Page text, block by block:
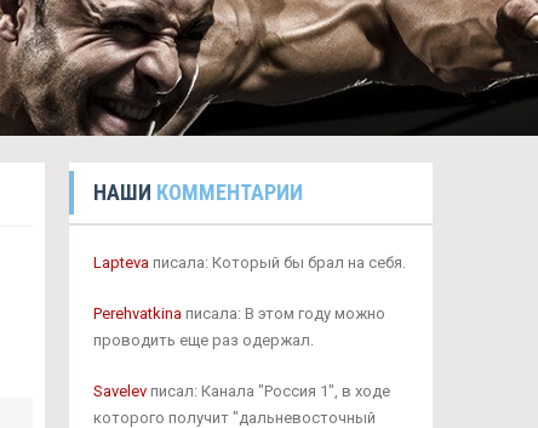
НАШИ КОММЕНТАРИИ
Laptevaписала: Который бы брал на себя.
Perehvatkinaписала: В этом году можно
проводить еще раз одержал.
Savelevписал: Канала "Россия 1", в ходе
которого получит "дальневосточный